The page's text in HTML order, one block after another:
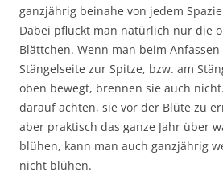
ganzjährig beinahe von jedem
Dabei pflückt man natürlich nur die
Blättchen. Wenn man beim
Stängelseite zur Spitze, bzw. am
oben bewegt, brennen sie auch
darauf achten, sie vor der Blüte zu
aber praktisch das ganze Jahr über
blühen, kann man auch ganzjährig
nicht blühen.